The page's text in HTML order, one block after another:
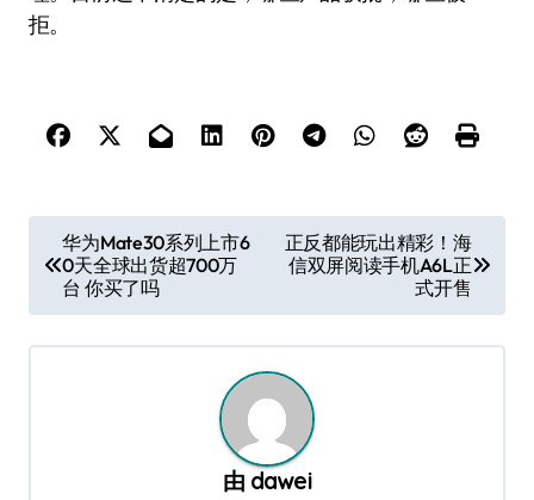
拒。
章
导
航
华为Mate30系列上市6
0天全球出货超700万
台 你买了吗
正反都能玩出精彩！海
信双屏阅读手机A6L正
式开售
由 dawei